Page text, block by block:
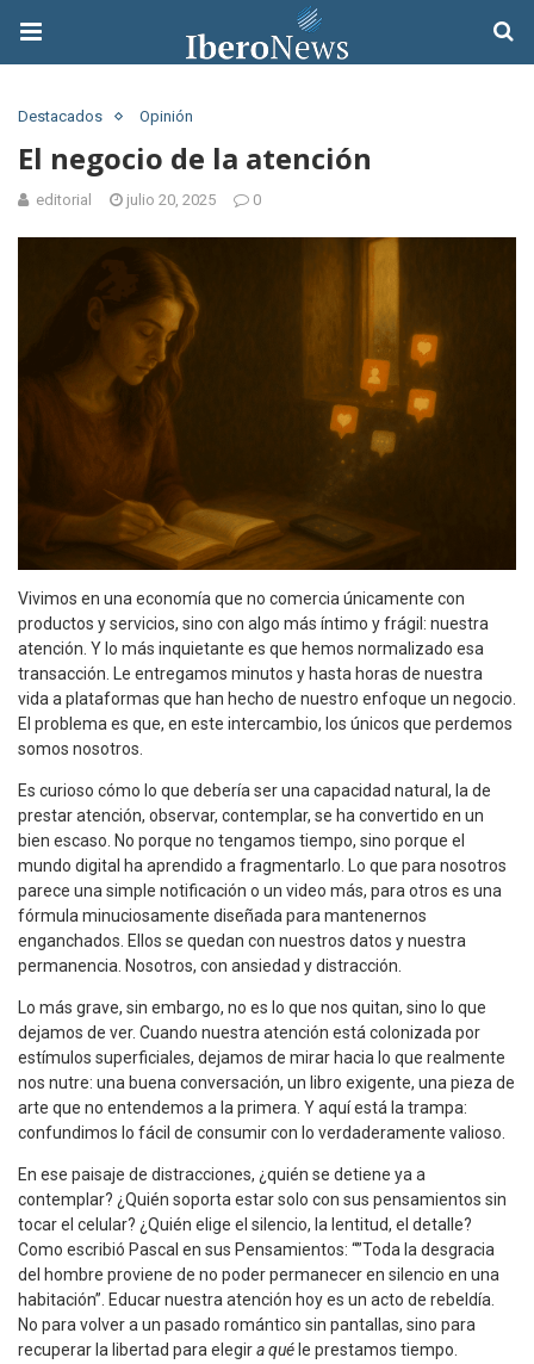
Destacados Opinión
El negocio de la atención
editorial julio 20, 2025 0
Vivimos en una economía que no comercia únicamente con
productos y servicios, sino con algo más íntimo y frágil: nuestra
atención. Y lo más inquietante es que hemos normalizado esa
transacción. Le entregamos minutos y hasta horas de nuestra
vida a plataformas que han hecho de nuestro enfoque un negocio.
El problema es que, en este intercambio, los únicos que perdemos
somos nosotros.
Es curioso cómo lo que debería ser una capacidad natural, la de
prestar atención, observar, contemplar, se ha convertido en un
bien escaso. No porque no tengamos tiempo, sino porque el
mundo digital ha aprendido a fragmentarlo. Lo que para nosotros
parece una simple notificación o un video más, para otros es una
fórmula minuciosamente diseñada para mantenernos
enganchados. Ellos se quedan con nuestros datos y nuestra
permanencia. Nosotros, con ansiedad y distracción.
Lo más grave, sin embargo, no es lo que nos quitan, sino lo que
dejamos de ver. Cuando nuestra atención está colonizada por
estímulos superficiales, dejamos de mirar hacia lo que realmente
nos nutre: una buena conversación, un libro exigente, una pieza de
arte que no entendemos a la primera. Y aquí está la trampa:
confundimos lo fácil de consumir con lo verdaderamente valioso.
En ese paisaje de distracciones, ¿quién se detiene ya a
contemplar? ¿Quién soporta estar solo con sus pensamientos sin
tocar el celular? ¿Quién elige el silencio, la lentitud, el detalle?
Como escribió Pascal en sus Pensamientos: “”Toda la desgracia
del hombre proviene de no poder permanecer en silencio en una
habitación”. Educar nuestra atención hoy es un acto de rebeldía.
No para volver a un pasado romántico sin pantallas, sino para
recuperar la libertad para elegira qué le prestamos tiempo.